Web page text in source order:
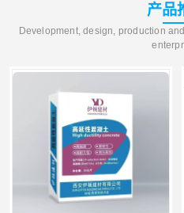
产品
Development, design, production